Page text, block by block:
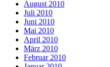
August 2010
Juli 2010
Juni 2010
Mai 2010
April 2010
März 2010
Februar 2010